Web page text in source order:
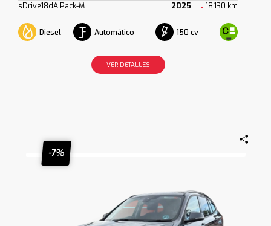
sDrive18dA Pack-M 2025 18.130 km
Diesel Automático 150 cv
VER DETALLES
-7%